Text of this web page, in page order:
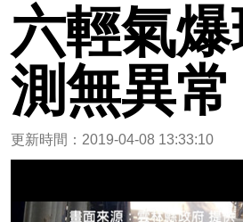
六輕氣
測無異常
更新時間：2019-04-08 13:33:10